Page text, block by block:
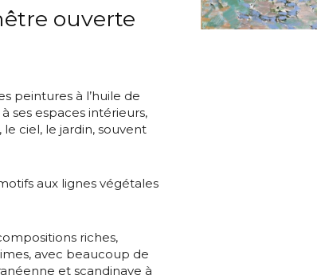
termes et conditions
termes et conditions
ouverte
peintures à l’huile de
ses espaces intérieurs,
ciel, le jardin, souvent
aux lignes végétales
riches,
avec beaucoup de
et scandinave à